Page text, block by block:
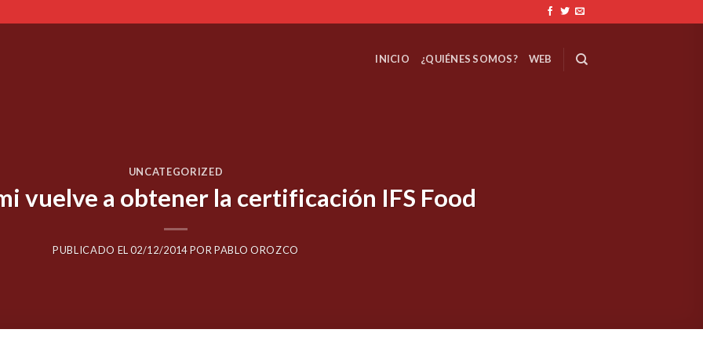
INICIO ¿QUIÉNES SOMOS? WEB
UNCATEGORIZED
vuelve a obtener la certificación IFS Food
PUBLICADO EL02/12/2014PORPABLO OROZCO